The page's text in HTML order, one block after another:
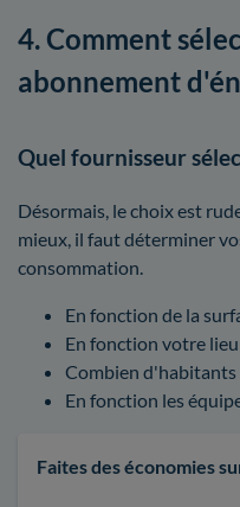
4. Comment
abonnement
Quel fournisseur
Désormais, le choix est
mieux, il faut déterminer
consommation.
En fonction de la
En fonction votre
Combien d'habitants
En fonction les
Faites des économies